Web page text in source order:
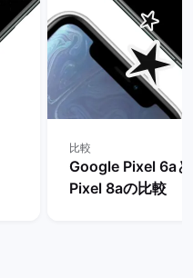
比較
Google Pixel 6a
Pixel 8aの比較